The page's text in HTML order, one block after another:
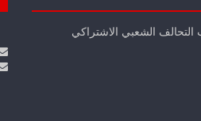
الشعبي الاشتراكي